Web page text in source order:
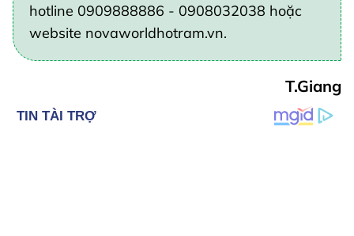
hotline 0909888886 - 0908032038 hoặc
website novaworldhotram.vn.
T.Giang